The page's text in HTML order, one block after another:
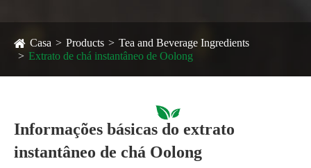
Casa Products
Tea and Beverage Ingredients
Extrato de chá instantâneo de Oolong
Informações básicas do extrato
instantâneo de chá Oolong